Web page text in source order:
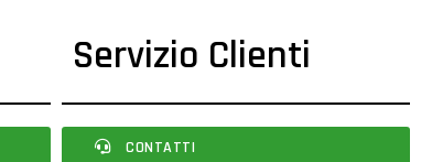
Servizio Clienti
CONTATTI